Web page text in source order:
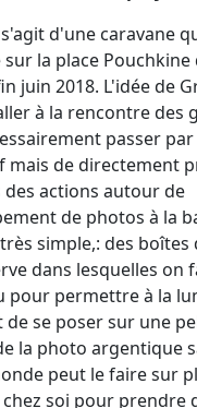
d'une caravane
la place Pouchkine
juin 2018. L'idée de
à la rencontre des
passer
mais de directement
des actions autour de
de photos à la
simple,: des boîtes
dans lesquelles on
pour permettre à la
de se poser sur une
la photo argentique
peut le faire sur
soi pour prendre